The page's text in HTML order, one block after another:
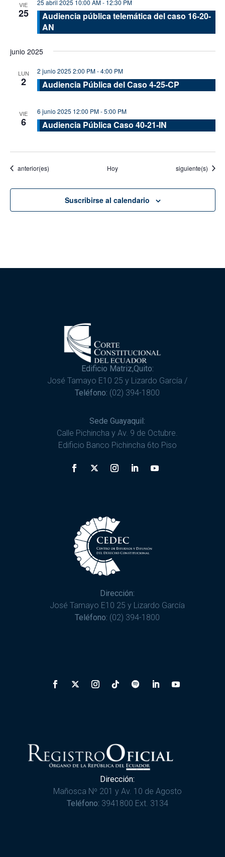
VIE
25
25 abril 2025 10:00 AM- 12:30 PM
Audiencia pública telemática del caso 16-20-
AN
junio 2025
LUN
2
2 junio 2025 2:00 PM-4:00 PM
Audiencia Pública del Caso 4-25-CP
VIE
6
6 junio 2025 12:00 PM-5:00 PM
Audiencia Pública Caso 40-21-IN
Eventos
anterior(es) Hoy Eventos
siguiente(s)
Suscribirse al calendario
Edificio Matriz,Quito:
José Tamayo E10 25 y Lizardo García /
Teléfono: (02) 394-1800
Sede Guayaquil:
Calle Pichincha y Av. 9 de Octubre.
Edificio Banco Pichincha 6to Piso
Dirección:
José Tamayo E10 25 y Lizardo García
Teléfono: (02) 394-1800
Dirección:
Mañosca Nº 201 y Av. 10 de Agosto
Teléfono: 3941800 Ext. 3134